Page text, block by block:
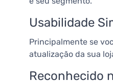
Usabilidade
Principalmente se
atualização da sua
Reconhecido